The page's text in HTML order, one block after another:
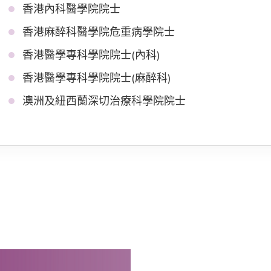
香港內科醫學院院士
香港麻醉科醫學院危重病學院士
香港醫學專科學院院士(內科)
香港醫學專科學院院士(麻醉科)
澳洲及紐西蘭深切治療科學院院士